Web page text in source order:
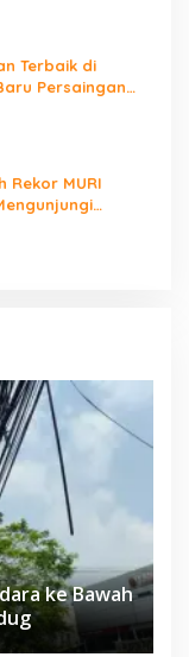
Terbaik di
Persaingan
Rekor MURI
ke Bawah